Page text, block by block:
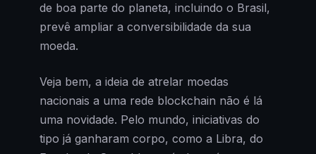
de boa parte do planeta, incluindo o Brasil,
prevê ampliar a conversibilidade da sua
moeda.
Veja bem, a ideia de atrelar moedas
nacionais a uma rede blockchain não é lá
uma novidade. Pelo mundo, iniciativas do
tipo já ganharam corpo, como a Libra, do